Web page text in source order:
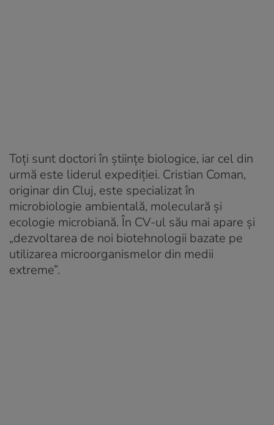
Toţi sunt doctori în ştiinţe biologice, iar cel din
urmă este liderul expediţiei. Cristian Coman,
originar din Cluj, este specializat în
microbiologie ambientală, moleculară şi
ecologie microbiană. În CV-ul său mai apare şi
„dezvoltarea de noi biotehnologii bazate pe
utilizarea microorganismelor din medii
extreme”.